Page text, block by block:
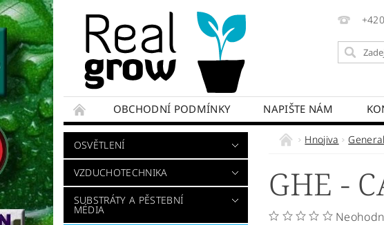
OBCHODNÍ PODMÍNKY NAPIŠTE NÁM
OSVĚTLENÍ
VZDUCHOTECHNIKA
SUBSTRÁTY A PĚSTEBNÍ
MÉDIA
Hnojiva
GHE -